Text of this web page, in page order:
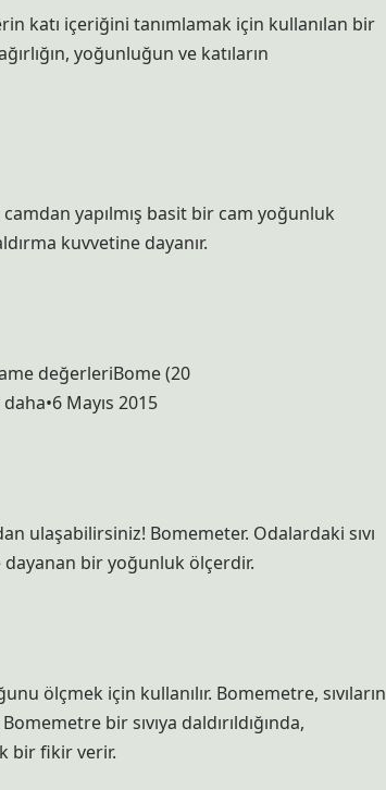
katı içeriğini tanımlamak için kullanılan bir
yoğunluğun ve katıların
yapılmış basit bir cam yoğunluk
kuvvetine dayanır.
değerleriBome (20
Mayıs 2015
ulaşabilirsiniz! Bomemeter. Odalardaki sıvı
dayanan bir yoğunluk ölçerdir.
ölçmek için kullanılır. Bomemetre, sıvıların
bir sıvıya daldırıldığında,
bir fikir verir.